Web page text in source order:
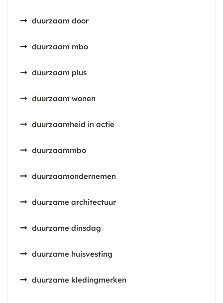
duurzaam door
duurzaam mbo
duurzaam plus
duurzaam wonen
duurzaamheid in actie
duurzaammbo
duurzaamondernemen
duurzame architectuur
duurzame dinsdag
duurzame huisvesting
duurzame kledingmerken